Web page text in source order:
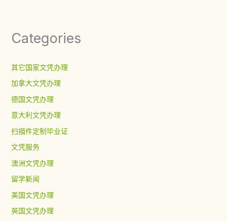
Categories
其它国家文凭办理
加拿大文凭办理
德国文凭办理
意大利文凭办理
扫描件定制毕业证
文凭服务
澳洲文凭办理
留学新闻
美国文凭办理
英国文凭办理